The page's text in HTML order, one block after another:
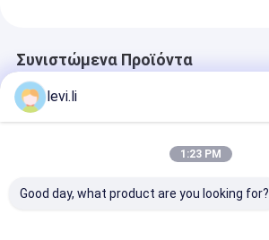
Συνιστώμενα Προϊόντα
levi.li
1:23 PM
Good day, what product are you looking for?